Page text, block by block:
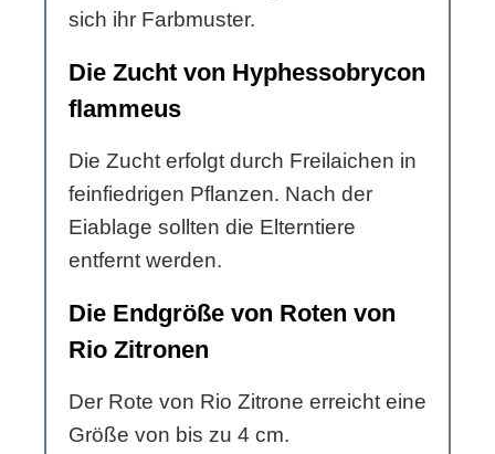
sich ihr Farbmuster.
Die Zucht von Hyphessobrycon
flammeus
Die Zucht erfolgt durch Freilaichen in
feinfiedrigen Pflanzen. Nach der
Eiablage sollten die Elterntiere
entfernt werden.
Die Endgröße von Roten von
Rio Zitronen
Der Rote von Rio Zitrone erreicht eine
Größe von bis zu 4 cm.